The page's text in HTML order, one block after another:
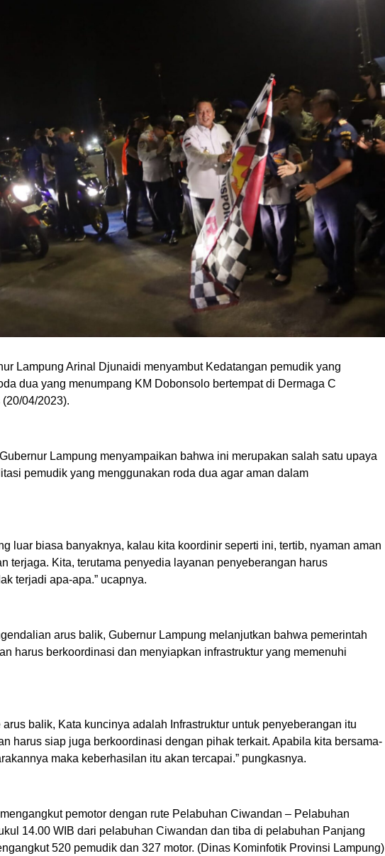
Lampung Arinal Djunaidi menyambut Kedatangan pemudik yang
dua yang menumpang KM Dobonsolo bertempat di Dermaga C
04/2023).
Lampung menyampaikan bahwa ini merupakan salah satu upaya
pemudik yang menggunakan roda dua agar aman dalam
luar biasa banyaknya, kalau kita koordinir seperti ini, tertib, nyaman aman
terjaga. Kita, terutama penyedia layanan penyeberangan harus
terjadi apa-apa.” ucapnya.
arus balik, Gubernur Lampung melanjutkan bahwa pemerintah
harus berkoordinasi dan menyiapkan infrastruktur yang memenuhi
arus balik, Kata kuncinya adalah Infrastruktur untuk penyeberangan itu
harus siap juga berkoordinasi dengan pihak terkait. Apabila kita bersama-
maka keberhasilan itu akan tercapai.” pungkasnya.
pemotor dengan rute Pelabuhan Ciwandan – Pelabuhan
14.00 WIB dari pelabuhan Ciwandan dan tiba di pelabuhan Panjang
520 pemudik dan 327 motor. (Dinas Kominfotik Provinsi Lampung)